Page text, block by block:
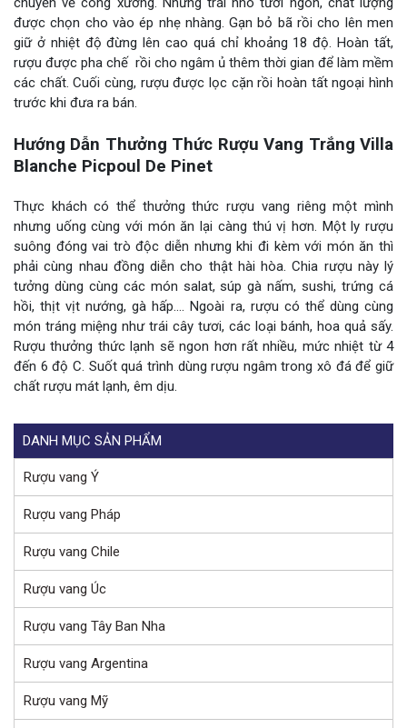
được chọn cho vào ép nhẹ nhàng. Gạn bỏ bã rồi cho lên men
giữ ở nhiệt độ đừng lên cao quá chỉ khoảng 18 độ. Hoàn tất,
rượu được pha chế rồi cho ngâm ủ thêm thời gian để làm mềm
các chất. Cuối cùng, rượu được lọc cặn rồi hoàn tất ngoại hình
trước khi đưa ra bán.
Hướng Dẫn Thưởng Thức Rượu Vang Trắng Villa
Blanche Picpoul De Pinet
Thực khách có thể thưởng thức rượu vang riêng một mình
nhưng uống cùng với món ăn lại càng thú vị hơn. Một ly rượu
suông đóng vai trò độc diễn nhưng khi đi kèm với món ăn thì
phải cùng nhau đồng diễn cho thật hài hòa. Chia rượu này lý
tưởng dùng cùng các món salat, súp gà nấm, sushi, trứng cá
hồi, thịt vịt nướng, gà hấp…. Ngoài ra, rượu có thể dùng cùng
món tráng miệng như trái cây tươi, các loại bánh, hoa quả sấy.
Rượu thưởng thức lạnh sẽ ngon hơn rất nhiều, mức nhiệt từ 4
đến 6 độ C. Suốt quá trình dùng rượu ngâm trong xô đá để giữ
chất rượu mát lạnh, êm dịu.
DANH MỤC SẢN PHẨM
Rượu vang Ý
Rượu vang Pháp
Rượu vang Chile
Rượu vang Úc
Rượu vang Tây Ban Nha
Rượu vang Argentina
Rượu vang Mỹ